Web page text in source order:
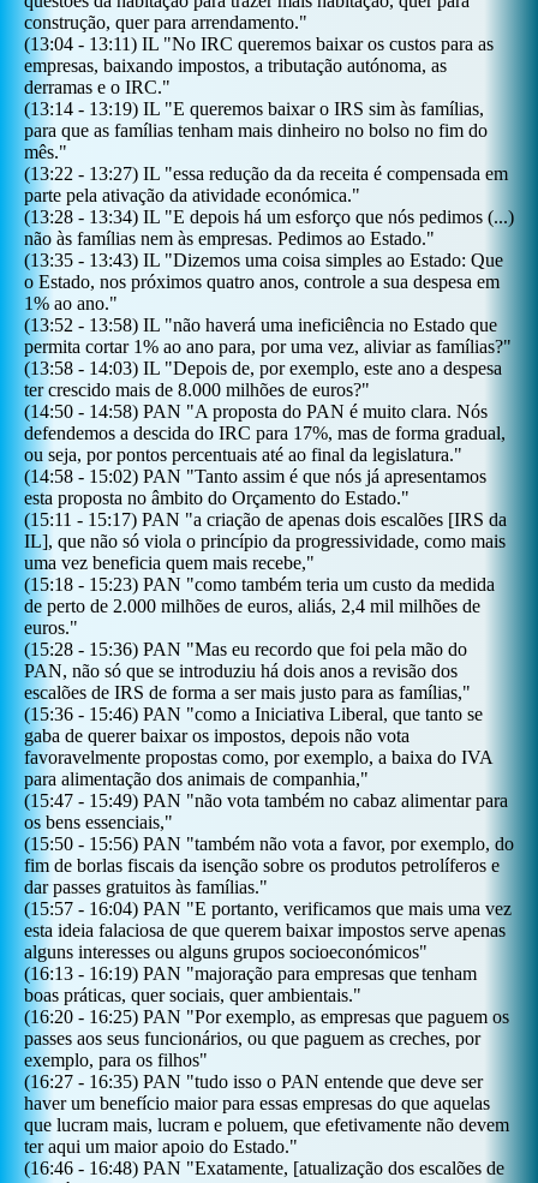
construção, quer para arrendamento."
(13:04 - 13:11) IL "No IRC queremos baixar os custos para as
empresas, baixando impostos, a tributação autónoma, as
derramas e o IRC."
(13:14 - 13:19) IL "E queremos baixar o IRS sim às famílias,
para que as famílias tenham mais dinheiro no bolso no fim do
mês."
(13:22 - 13:27) IL "essa redução da da receita é compensada em
parte pela ativação da atividade económica."
(13:28 - 13:34) IL "E depois há um esforço que nós pedimos (...)
não às famílias nem às empresas. Pedimos ao Estado."
(13:35 - 13:43) IL "Dizemos uma coisa simples ao Estado: Que
o Estado, nos próximos quatro anos, controle a sua despesa em
1% ao ano."
(13:52 - 13:58) IL "não haverá uma ineficiência no Estado que
permita cortar 1% ao ano para, por uma vez, aliviar as famílias?"
(13:58 - 14:03) IL "Depois de, por exemplo, este ano a despesa
ter crescido mais de 8.000 milhões de euros?"
(14:50 - 14:58) PAN "A proposta do PAN é muito clara. Nós
defendemos a descida do IRC para 17%, mas de forma gradual,
ou seja, por pontos percentuais até ao final da legislatura."
(14:58 - 15:02) PAN "Tanto assim é que nós já apresentamos
esta proposta no âmbito do Orçamento do Estado."
(15:11 - 15:17) PAN "a criação de apenas dois escalões [IRS da
IL], que não só viola o princípio da progressividade, como mais
uma vez beneficia quem mais recebe,"
(15:18 - 15:23) PAN "como também teria um custo da medida
de perto de 2.000 milhões de euros, aliás, 2,4 mil milhões de
euros."
(15:28 - 15:36) PAN "Mas eu recordo que foi pela mão do
PAN, não só que se introduziu há dois anos a revisão dos
escalões de IRS de forma a ser mais justo para as famílias,"
(15:36 - 15:46) PAN "como a Iniciativa Liberal, que tanto se
gaba de querer baixar os impostos, depois não vota
favoravelmente propostas como, por exemplo, a baixa do IVA
para alimentação dos animais de companhia,"
(15:47 - 15:49) PAN "não vota também no cabaz alimentar para
os bens essenciais,"
(15:50 - 15:56) PAN "também não vota a favor, por exemplo, do
fim de borlas fiscais da isenção sobre os produtos petrolíferos e
dar passes gratuitos às famílias."
(15:57 - 16:04) PAN "E portanto, verificamos que mais uma vez
esta ideia falaciosa de que querem baixar impostos serve apenas
alguns interesses ou alguns grupos socioeconómicos"
(16:13 - 16:19) PAN "majoração para empresas que tenham
boas práticas, quer sociais, quer ambientais."
(16:20 - 16:25) PAN "Por exemplo, as empresas que paguem os
passes aos seus funcionários, ou que paguem as creches, por
exemplo, para os filhos"
(16:27 - 16:35) PAN "tudo isso o PAN entende que deve ser
haver um benefício maior para essas empresas do que aquelas
que lucram mais, lucram e poluem, que efetivamente não devem
ter aqui um maior apoio do Estado."
(16:46 - 16:48) PAN "Exatamente, [atualização dos escalões de